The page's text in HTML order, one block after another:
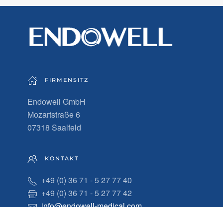
FIRMENSITZ
Endowell GmbH
Mozartstraße 6
07318 Saalfeld
KONTAKT
+49 (0) 36 71 - 5 27 77 40
+49 (0) 36 71 - 5 27 77 42